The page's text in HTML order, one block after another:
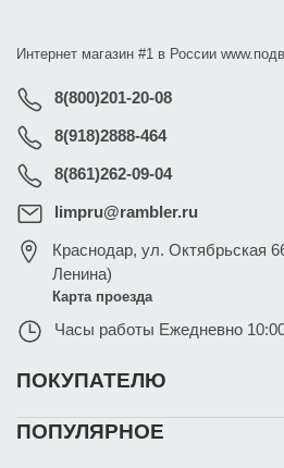
Интернет магазин #1 в России
8(800)201-20-08
8(918)2888-464
8(861)262-09-04
limpru@rambler.ru
Краснодар,ул. Октябрьская
Ленина)
Карта проезда
Часы работы Ежедневно
ПОКУПАТЕЛЮ
ПОПУЛЯРНОЕ